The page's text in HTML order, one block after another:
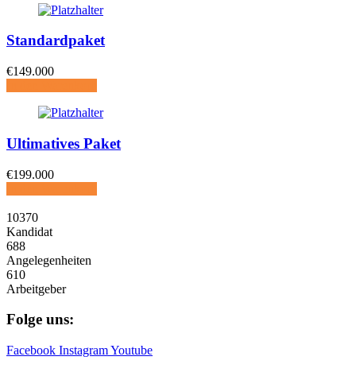
Standardpaket
€149.000
Ultimatives Paket
€199.000
10370
Kandidat
688
Angelegenheiten
610
Arbeitgeber
Folge uns:
Facebook InstagramYoutube